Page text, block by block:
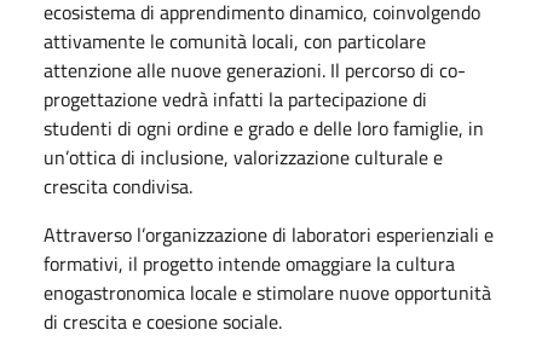
ecosistema di apprendimento dinamico, coinvolgendo
attivamente le comunità locali, con particolare
attenzione alle nuove generazioni. Il percorso di co-
progettazione vedrà infatti la partecipazione di
studenti di ogni ordine e grado e delle loro famiglie, in
un’ottica di inclusione, valorizzazione culturale e
crescita condivisa.
Attraverso l’organizzazione di laboratori esperienziali e
formativi, il progetto intende omaggiare la cultura
enogastronomica locale e stimolare nuove opportunità
di crescita e coesione sociale.